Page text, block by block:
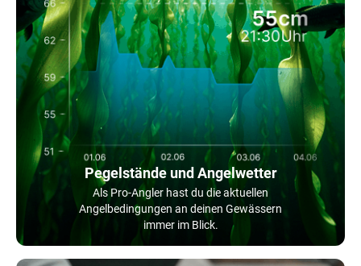
Pegelstände und Angelwetter
Als Pro-Angler hast du die aktuellen
Angelbedingungen an deinen Gewässern
immer im Blick.